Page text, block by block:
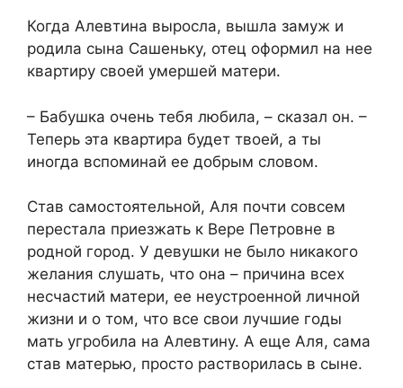
Когда Алевтина выросла, вышла замуж и
родила сына Сашеньку, отец оформил на нее
квартиру своей умершей матери.
– Бабушка очень тебя любила, – сказал он. –
Теперь эта квартира будет твоей, а ты
иногда вспоминай ее добрым словом.
Став самостоятельной, Аля почти совсем
перестала приезжать к Вере Петровне в
родной город. У девушки не было никакого
желания слушать, что она – причина всех
несчастий матери, ее неустроенной личной
жизни и о том, что все свои лучшие годы
мать угробила на Алевтину. А еще Аля, сама
став матерью, просто растворилась в сыне.